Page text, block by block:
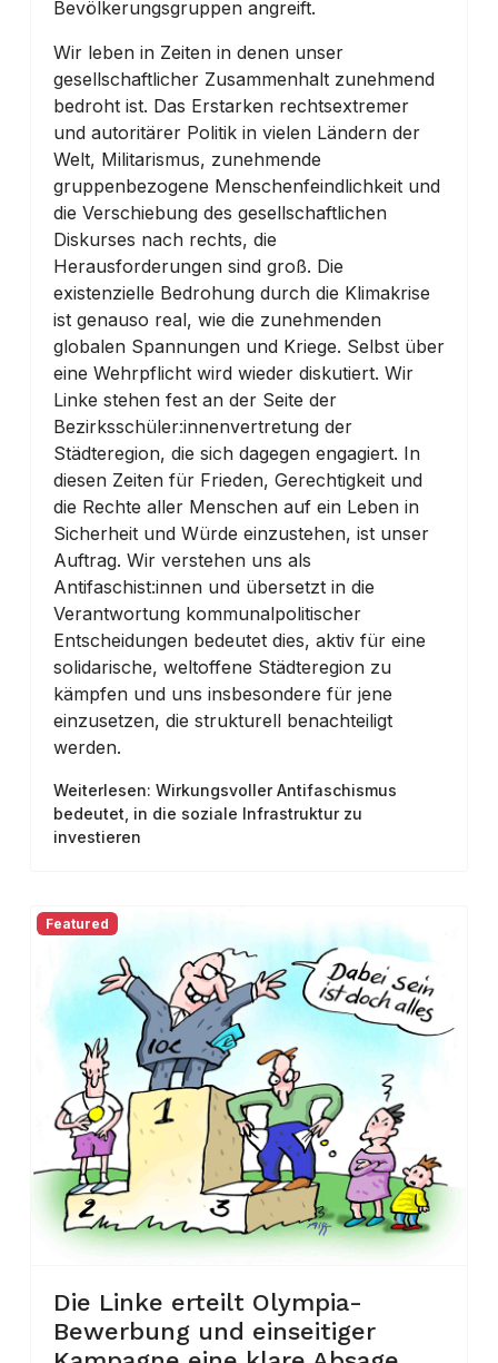
Bevölkerungsgruppen angreift.
Wir leben in Zeiten in denen unser
gesellschaftlicher Zusammenhalt zunehmend
bedroht ist. Das Erstarken rechtsextremer
und autoritärer Politik in vielen Ländern der
Welt, Militarismus, zunehmende
gruppenbezogene Menschenfeindlichkeit und
die Verschiebung des gesellschaftlichen
Diskurses nach rechts, die
Herausforderungen sind groß. Die
existenzielle Bedrohung durch die Klimakrise
ist genauso real, wie die zunehmenden
globalen Spannungen und Kriege. Selbst über
eine Wehrpflicht wird wieder diskutiert. Wir
Linke stehen fest an der Seite der
Bezirksschüler:innenvertretung der
Städteregion, die sich dagegen engagiert. In
diesen Zeiten für Frieden, Gerechtigkeit und
die Rechte aller Menschen auf ein Leben in
Sicherheit und Würde einzustehen, ist unser
Auftrag. Wir verstehen uns als
Antifaschist:innen und übersetzt in die
Verantwortung kommunalpolitischer
Entscheidungen bedeutet dies, aktiv für eine
solidarische, weltoffene Städteregion zu
kämpfen und uns insbesondere für jene
einzusetzen, die strukturell benachteiligt
werden.
Weiterlesen: Wirkungsvoller Antifaschismus
bedeutet, in die soziale Infrastruktur zu
investieren
Featured
Die Linke erteilt Olympia-
Bewerbung und einseitiger